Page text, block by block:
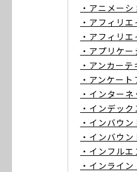
・アニメーシ
・アフィリ
・アフィリ
・アプリケ
・アンカーテ
・アンケー
・インターネ
・インデック
・インバウ
・インバウ
・インフル
・インライン